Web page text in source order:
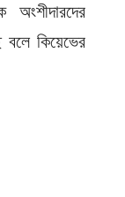
অংশীদারদের
কিয়েভের